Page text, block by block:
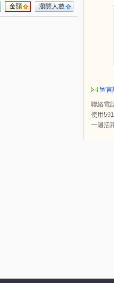
瀏覽人數
金額
留
聯絡電
使用
一週活